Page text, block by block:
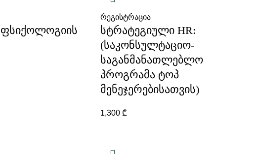
რეგისტრაცია
სტრატეგიული HR:
(საკონსულტაციო-
საგანმანათლებლო
პროგრამა ტოპ
მენეჯერებისათვის)
1,300 ₾